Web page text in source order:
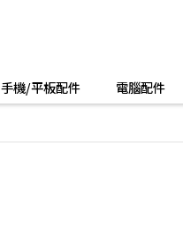
手機/平板配件 電腦配件